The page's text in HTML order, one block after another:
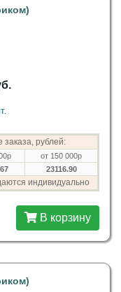
рублей:
от 150 000р
23116.90
индивидуально
В корзину